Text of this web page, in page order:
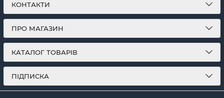
КОНТАКТИ
ПРО МАГАЗИН
КАТАЛОГ ТОВАРІВ
ПІДПИСКА